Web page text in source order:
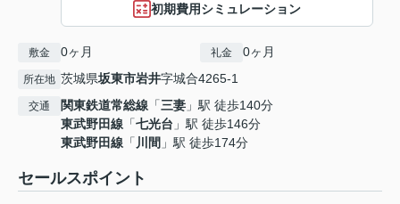
初期費用シミュレーション
敷金 0ヶ月 礼金 0ヶ月
所在地 茨城県坂東市岩井字城合4265-1
交通 関東鉄道常総線 「三妻 」駅 徒歩140分
東武野田線 「七光台 」駅 徒歩146分
東武野田線 「 川間 」駅 徒歩174分
セールスポイント